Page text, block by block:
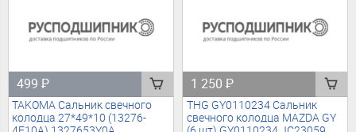
499₽
TAKOMA Сальник свечного
колодца 27*49*10 (13276-
1 250₽
THG GY0110234 Сальник
свечного колодца MAZDA GY